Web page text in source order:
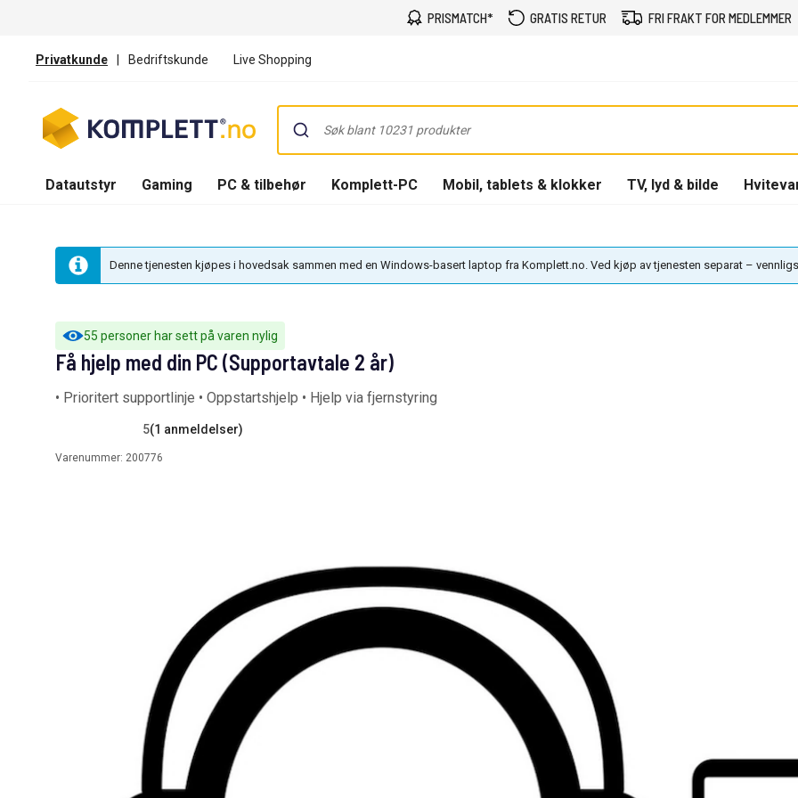
PRISMATCH* GRATIS RETUR FRI FRAKT FOR MEDLEMMER
Privatkunde | Bedriftskunde Live Shopping
Datautstyr Gaming PC & tilbehør Komplett-PC Mobil, tablets & klokker TV, lyd & bilde
Denne tjenesten kjøpes i hovedsak sammen med en Windows-basert laptop fra Komplett.no. Ved kjøp av tjenesten separat –
55 personer har sett på varen nylig
Få hjelp med din PC (Supportavtale 2 år)
• Prioritert supportlinje • Oppstartshjelp • Hjelp via fjernstyring
5(1 anmeldelser)
Varenummer: 200776